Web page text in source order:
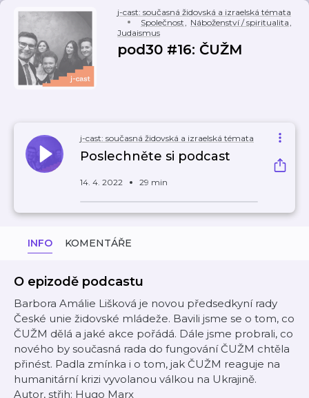
j-cast: současná židovská a izraelská témata
Společnost, Náboženství / spiritualita,
Judaismus
pod30 #16: ČUŽM
j-cast: současná židovská a izraelská témata
Poslechněte si podcast
14. 4. 2022 29 min
INFO KOMENTÁŘE
O epizodě podcastu
Barbora Amálie Lišková je novou předsedkyní rady
České unie židovské mládeže. Bavili jsme se o tom, co
ČUŽM dělá a jaké akce pořádá. Dále jsme probrali, co
nového by současná rada do fungování ČUŽM chtěla
přinést. Padla zmínka i o tom, jak ČUŽM reaguje na
humanitární krizi vyvolanou válkou na Ukrajině.
Autor, střih: Hugo Marx